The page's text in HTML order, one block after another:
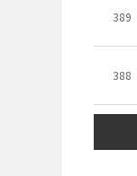
389
388